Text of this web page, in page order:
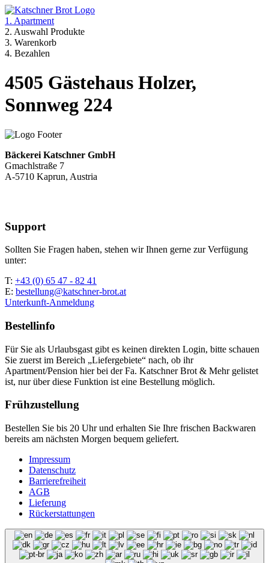
1. Apartment
2. Auswahl Produkte
3. Warenkorb
4. Bezahlen
4505 Gästehaus Holzer,
Sonnweg 224
Bäckerei Katschner GmbH
Gmachlstraße 7
A-5710 Kaprun, Austria
Support
Sollten Sie Fragen haben, stehen wir Ihnen gerne zur Verfügung
unter:
T: +43 (0) 65 47 - 82 41
E: bestellung@katschner-brot.at
Unterkunft-Anmeldung
Bestellinfo
Für Sie als Urlaubsgast gibt es keinen direkten Login, bitte schauen
Sie zuerst im Bereich „Liefergebiete“ nach, ob ihr
Apartment/Pension hier bei der Fa. Katschner Brot & Mehr gelistet
ist, nur über diese Funktion ist eine Bestellung möglich.
Frühzustellung
Bestellen Sie bis 20 Uhr und erhalten Sie Ihre frischen Backwaren
bereits am nächsten Morgen bequem geliefert.
Impressum
Datenschutz
Barrierefreiheit
AGB
Lieferung
Rückerstattungen